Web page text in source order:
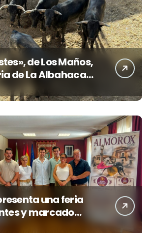
de Los Maños,
de La Albahaca
una feria
y marcado